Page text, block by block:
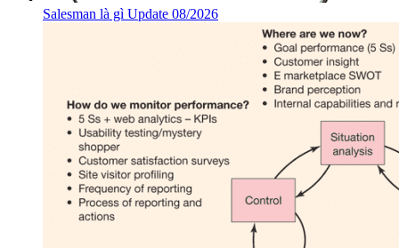
Salesman là gì Update 08/2026